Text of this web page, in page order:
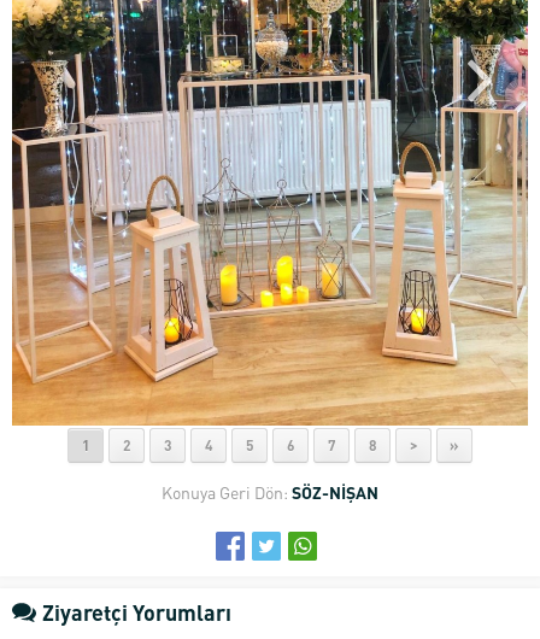
1 2 3 4 5 6 7 8 > »
Konuya Geri Dön: SÖZ-NİŞAN
Ziyaretçi Yorumları